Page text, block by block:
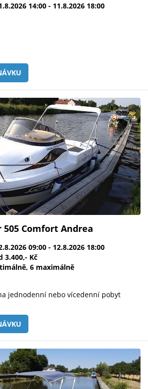
14:00 - 11.8.2026 18:00
505 Comfort Andrea
09:00 - 12.8.2026 18:00
3.400,- Kč
6 maximálně
jednodenní nebo vícedenní pobyt